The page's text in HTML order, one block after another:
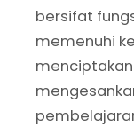
bersifat
memenuhi